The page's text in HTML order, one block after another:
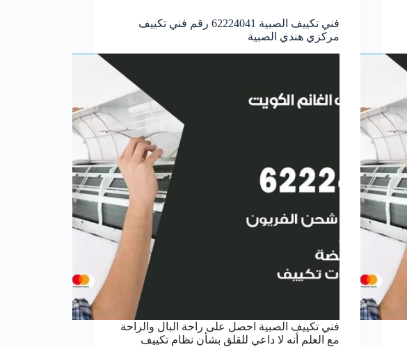
فني تكييف الصبية 62224041 رقم فني تكييف
مركزي هندي الصبية
فني تكييف الصبية احصل على راحة البال والراحة
مع العلم أنه لا داعي للقلق بشأن نظام تكييف